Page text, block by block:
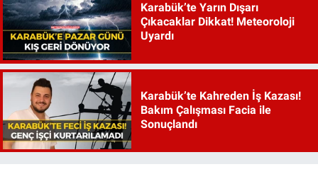
Karabük’te Yarın Dışarı
Çıkacaklar Dikkat! Meteoroloji
Uyardı
Karabük’te Kahreden İş Kazası!
Bakım Çalışması Facia ile
Sonuçlandı